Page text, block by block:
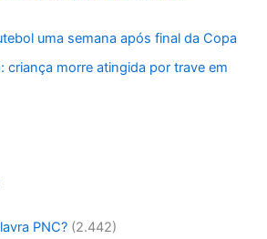
uma semana após final da Copa
criança morre atingida por trave em
PNC? (2.442)